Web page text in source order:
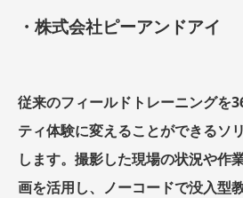
・株式会社ピーアンドアイ
従来のフィールドトレーニングを
ティ体験に変えることができるソ
します。撮影した現場の状況や作
画を活用し、ノーコードで没入型